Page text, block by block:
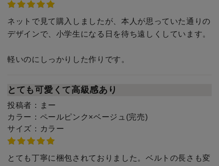
ネットで見て購入しましたが、本人が思っていた通りの
デザインで、小学生になる日を待ち遠しくしています。
軽いのにしっかりした作りです。
とても可愛くて高級感あり
投稿者：
まー
カラー： ペールピンク×ベージュ(完売)
サイズ： カラー
とても丁寧に梱包されておりました。ベルトの長さも変